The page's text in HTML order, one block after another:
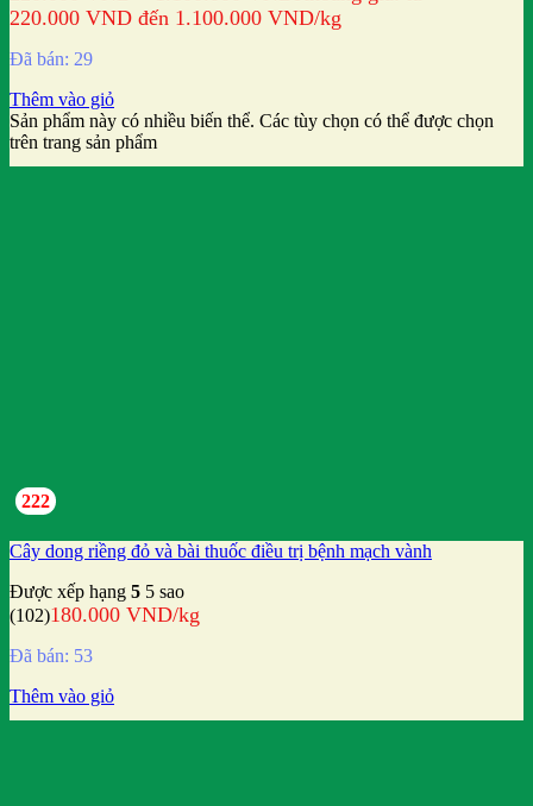
220.000 VND đến 1.100.000 VND/kg
Đã bán: 29
Thêm vào giỏ
Sản phẩm này có nhiều biến thể. Các tùy chọn có thể được chọn
trên trang sản phẩm
222
Cây dong riềng đỏ và bài thuốc điều trị bệnh mạch vành
Được xếp hạng 5 5 sao
(102)180.000 VND/kg
Đã bán: 53
Thêm vào giỏ